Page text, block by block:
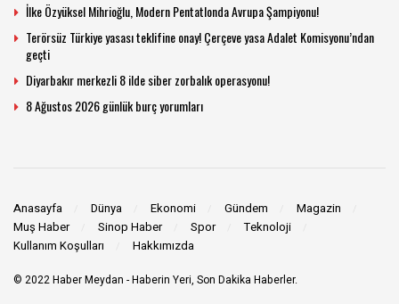
İlke Özyüksel Mihrioğlu, Modern Pentatlonda Avrupa Şampiyonu!
Terörsüz Türkiye yasası teklifine onay! Çerçeve yasa Adalet Komisyonu’ndan
geçti
Diyarbakır merkezli 8 ilde siber zorbalık operasyonu!
8 Ağustos 2026 günlük burç yorumları
Anasayfa Dünya Ekonomi Gündem
Magazin
Muş Haber
Sinop Haber Spor
Teknoloji
Kullanım Koşulları
Hakkımızda
© 2022Haber Meydan - Haberin Yeri, Son Dakika Haberler.